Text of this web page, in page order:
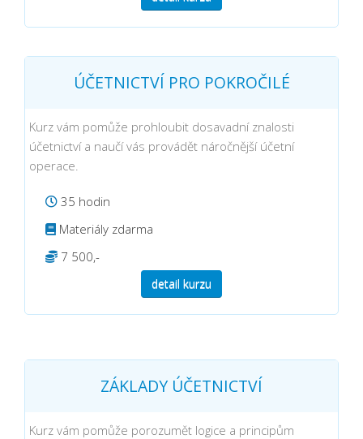
ÚČETNICTVÍ PRO POKROČILÉ
Kurz vám pomůže prohloubit dosavadní znalosti
účetnictví a naučí vás provádět náročnější účetní
operace.
35 hodin
Materiály zdarma
7 500,-
detail kurzu
ZÁKLADY ÚČETNICTVÍ
Kurz vám pomůže porozumět logice a principům